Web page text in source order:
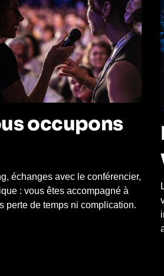
occupons
échanges avec le conférencier,
: vous êtes accompagné à
perte de temps ni complication.